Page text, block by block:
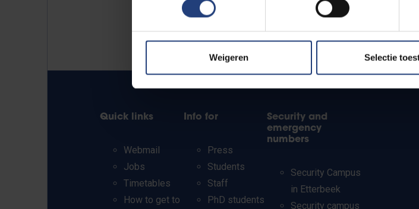
Weigeren Selectie
Quick links
Webmail
Jobs
Timetables
How to get to
Info for
Press
Students
Staff
PhD students
Security and
emergency
numbers
Security Campus
in Etterbeek
Security campus